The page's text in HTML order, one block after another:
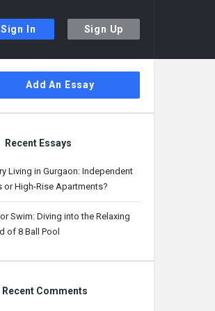
Sign In Sign Up
Add An Essay
Recent Essays
Living in Gurgaon: Independent
or High-Rise Apartments?
Swim: Diving into the Relaxing
of 8 Ball Pool
Recent Comments